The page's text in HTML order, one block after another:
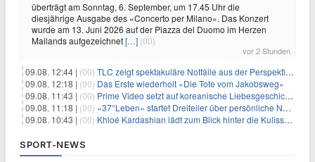
überträgt am Sonntag, 6. September, um 17.45 Uhr die
diesjährige Ausgabe des «Concerto per Milano». Das Konzert
wurde am 13. Juni 2026 auf der Piazza del Duomo im Herzen
Mailands aufgezeichnet[…] (00)
vor 2 Stunden
09.08. 12:44 | (00) TLC zeigt spektakuläre Notfälle aus der Perspektive der Patienten
09.08. 12:18 | (00) Das Erste wiederholt «Die Tote vom Jakobsweg»
09.08. 11:43 | (00) Prime Video setzt auf koreanische Liebesgeschichte
09.08. 11:18 | (00) «37°Leben» startet Dreiteiler über persönliche Neuanfänge
09.08. 10:43 | (00) Khloé Kardashian lädt zum Blick hinter die Kulissen ihres Freundeskreises
SPORT-NEWS